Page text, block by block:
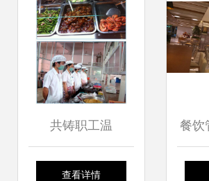
共铸职工温
馨“食”光 东莞虎门
查看详情
餐饮
素